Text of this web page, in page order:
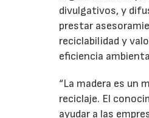
divulgativos, y
prestar
reciclabilidad y
eficiencia
“La madera es un
reciclaje. El
ayudar a las